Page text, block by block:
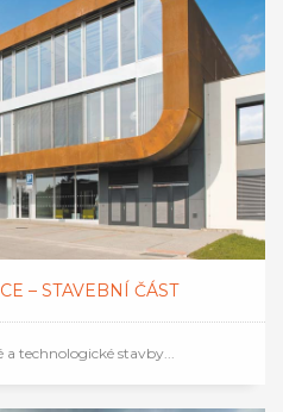
– STAVEBNÍ ČÁST
technologické stavby...